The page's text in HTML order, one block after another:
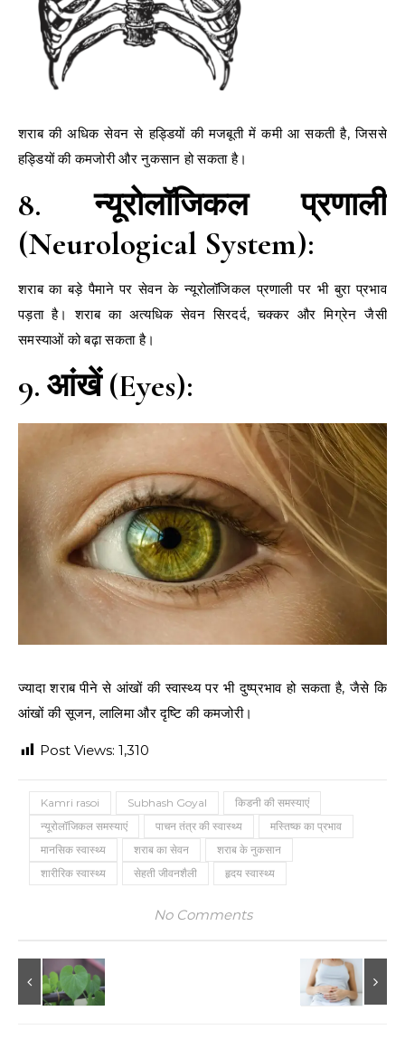
शराब की अधिक सेवन से हड्डियों की मजबूती में कमी आ सकती है, जिससे
हड्डियों की कमजोरी और नुकसान हो सकता है।
8. न्यूरोलॉजिकल प्रणाली
(Neurological System):
शराब का बड़े पैमाने पर सेवन के न्यूरोलॉजिकल प्रणाली पर भी बुरा प्रभाव
पड़ता है। शराब का अत्यधिक सेवन सिरदर्द, चक्कर और मिग्रेन जैसी
समस्याओं को बढ़ा सकता है।
9. आंखें (Eyes):
ज्यादा शराब पीने से आंखों की स्वास्थ्य पर भी दुष्प्रभाव हो सकता है, जैसे कि
आंखों की सूजन, लालिमा और दृष्टि की कमजोरी।
Post Views: 1,310
Kamri rasoi Subhash Goyal
किडनी की समस्याएं
न्यूरोलॉजिकल समस्याएं
पाचन तंत्र की स्वास्थ्य
मस्तिष्क का प्रभाव
मानसिक स्वास्थ्य
शराब का सेवन
शराब के नुकसान
शारीरिक स्वास्थ्य
सेहती जीवनशैली हृदय स्वास्थ्य
No Comments